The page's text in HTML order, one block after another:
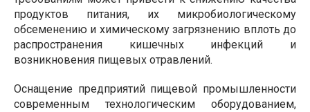
продуктов питания, их микробиологическому
обсеменению и химическому загрязнению вплоть до
распространения кишечных инфекций и
возникновения пищевых отравлений.
Оснащение предприятий пищевой промышленности
современным технологическим оборудованием,